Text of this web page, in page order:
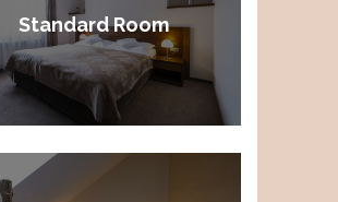
Standard Room